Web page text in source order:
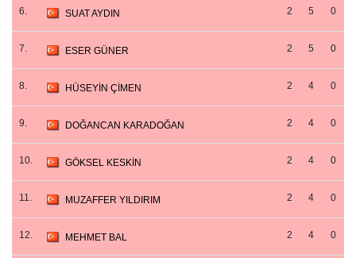
6. SUAT AYDIN 2 5 0
7. ESER GÜNER 2 5 0
8. HÜSEYİN ÇİMEN 2 4 0
9. DOĞANCAN KARADOĞAN 2 4 0
10. GÖKSEL KESKİN 2 4 0
11. MUZAFFER YILDIRIM 2 4 0
12. MEHMET BAL 2 4 0